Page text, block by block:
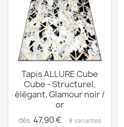
Tapis ALLURE Cube
Cube - Structurel,
élégant, Glamour noir /
or
dès 47,90 € · 8 variantes